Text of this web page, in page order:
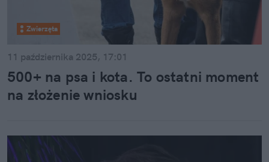
Zwierzęta
11 października 2025, 17:01
500+ na psa i kota. To ostatni moment
na złożenie wniosku